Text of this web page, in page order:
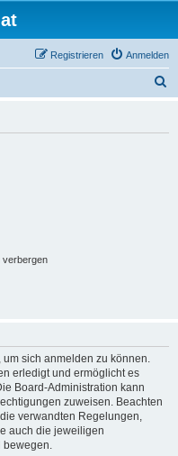
Anmelden
Registrieren
verbergen
sich anmelden zu können.
erledigt und ermöglicht es
Board-Administration kann
zuweisen. Beachten
verwandten Regelungen,
auch die jeweiligen
bewegen.